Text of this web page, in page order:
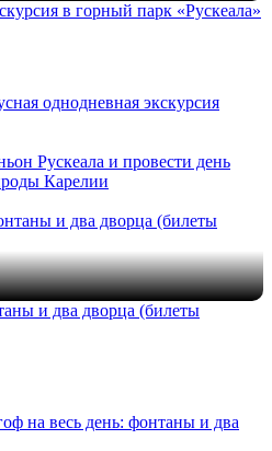
в горный парк «Рускеала»
Рускеала и провести день
Карелии
и два дворца (билеты